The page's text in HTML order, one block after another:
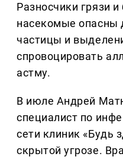
Разносчики грязи и
насекомые опасны
частицы и
спровоцировать
астму.
В июле Андрей
специалист по
сети клиник «Будь
скрытой угрозе.